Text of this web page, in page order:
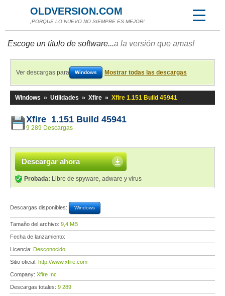
OLDVERSION.COM
¡PORQUE LO NUEVO NO SIEMPRE ES MEJOR!
Escoge un título de software...a la versión que amas!
Ver descargas para Windows Mostrar todas las descargas
Windows » Utilidades » Xfire » Xfire 1.151 Build 45941
Xfire 1.151 Build 45941
9 289 Descargas
Descargar ahora
Probada: Libre de spyware, adware y virus
Descargas disponibles: Windows
Tamaño del archivo: 9,4 MB
Fecha de lanzamiento:
Licencia: Desconocido
Sitio oficial: http://www.xfire.com
Company: Xfire Inc
Descargas totales: 9 289